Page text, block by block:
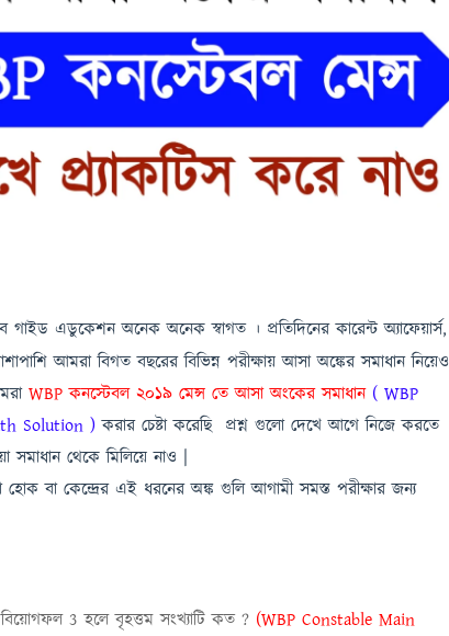
এডুকেশন অনেক অনেক স্বাগত । প্রতিদিনের কারেন্ট অ্যাফেয়ার্স,
আমরা বিগত বছরের বিভিন্ন পরীক্ষায় আসা অঙ্কের সমাধান নিয়েও
WBP কনস্টেবল ২০১৯ মেন্স তে আসা অংকের সমাধান( WBP
Solution ) করার চেষ্টা করেছি প্রশ্ন গুলো দেখে আগে নিজে করতে
সমাধান থেকে মিলিয়ে নাও |
কেন্দ্রের এই ধরনের অঙ্ক গুলি আগামী সমস্ত পরীক্ষার জন্য
3 হলে বৃহত্তম সংখ্যাটি কত ? (WBP Constable Main